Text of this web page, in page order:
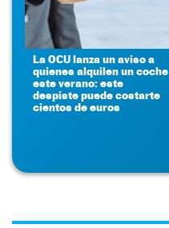
La OCU lanza un aviso a
quienes alquilen un coche
este verano: este
despiste puede costarte
cientos de euros